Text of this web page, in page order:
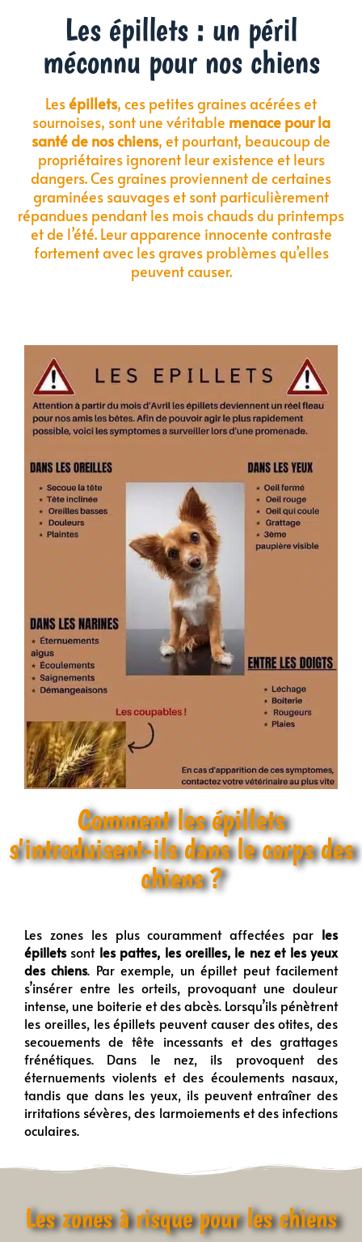
Les épillets : un péril
méconnu pour nos chiens
Lesépillets, ces petites graines acérées et
sournoises, sont une véritable menace pour la
santé de nos chiens, et pourtant, beaucoup de
propriétaires ignorent leur existence et leurs
dangers. Ces graines proviennent de certaines
graminées sauvages et sont particulièrement
répandues pendant les mois chauds du printemps
et de l’été. Leur apparence innocente contraste
fortement avec les graves problèmes qu’elles
peuvent causer.
Comment les épillets
s'introduisent-ils dans le corps des
chiens ?
Les zones les plus couramment affectées par les
épilletssont les pattes, les oreilles, le nez et les yeux
des chiens. Par exemple, un épillet peut facilement
s’insérer entre les orteils, provoquant une douleur
intense, une boiterie et des abcès. Lorsqu’ils pénètrent
les oreilles, les épillets peuvent causer des otites, des
secouements de tête incessants et des grattages
frénétiques. Dans le nez, ils provoquent des
éternuements violents et des écoulements nasaux,
tandis que dans les yeux, ils peuvent entraîner des
irritations sévères, des larmoiements et des infections
oculaires.
Les zones à risque pour les chiens